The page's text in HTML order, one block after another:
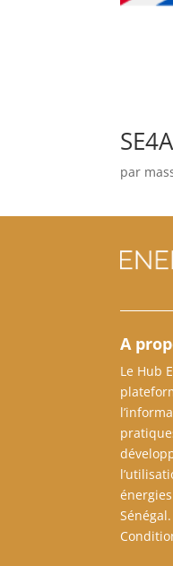
par
A
Le Hub
Sénégal.